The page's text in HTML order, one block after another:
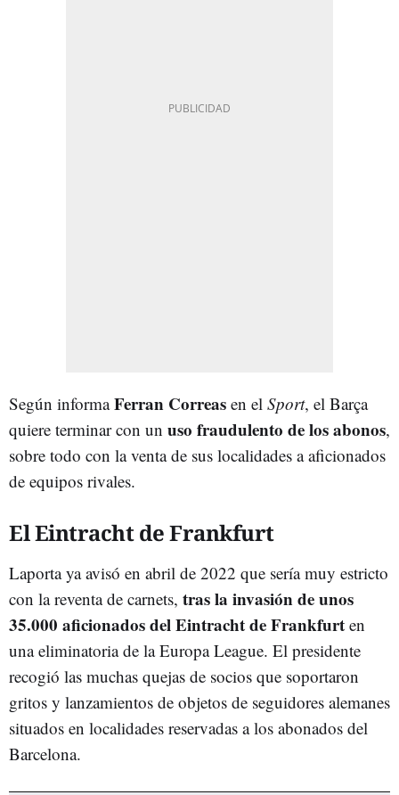
Según informaFerran Correas en el Sport, el Barça
quiere terminar con un uso fraudulento de los abonos,
sobre todo con la venta de sus localidades a aficionados
de equipos rivales.
El Eintracht de Frankfurt
Laporta ya avisó en abril de 2022 que sería muy estricto
con la reventa de carnets, tras la invasión de unos
35.000 aficionados del Eintracht de Frankfurt en
una eliminatoria de la Europa League. El presidente
recogió las muchas quejas de socios que soportaron
gritos y lanzamientos de objetos de seguidores alemanes
situados en localidades reservadas a los abonados del
Barcelona.